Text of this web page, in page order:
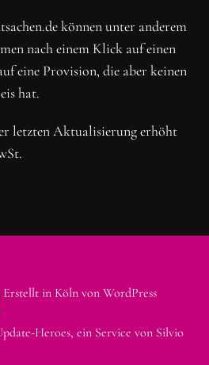
können unter anderem
nach einem Klick auf einen
eine Provision, die aber keinen
hat.
letzten Aktualisierung erhöht
Erstellt in Köln von WordPress
Heroes, ein Service von Silvio